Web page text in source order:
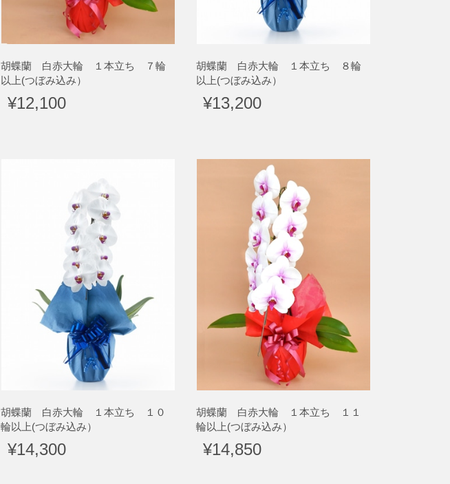
胡蝶蘭 白赤大輪 １本立ち ７輪
以上(つぼみ込み）
¥12,100
胡蝶蘭 白赤大輪 １本立ち ８輪
以上(つぼみ込み）
¥13,200
胡蝶蘭 白赤大輪 １本立ち １０
輪以上(つぼみ込み）
¥14,300
胡蝶蘭 白赤大輪 １本立ち １１
輪以上(つぼみ込み）
¥14,850